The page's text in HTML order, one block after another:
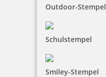
Outdoor-Stempel
Schulstempel
Smiley-Stempel